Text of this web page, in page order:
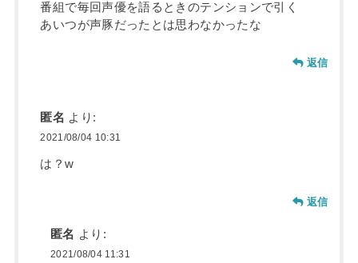
番組で毎回声優を語るときのテンションで引く
あいつが声豚だったとは思わなかったな
返信
匿名 より:
2021/08/04 10:31
は？w
返信
匿名 より:
2021/08/04 11:31